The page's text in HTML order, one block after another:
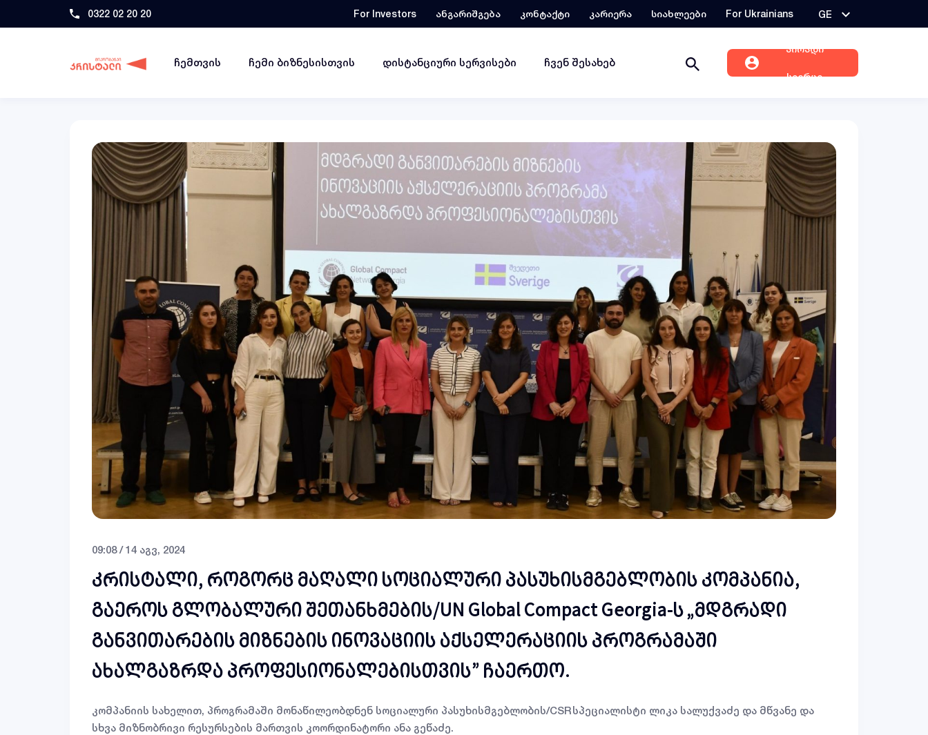
0322 02 20 20 For Investors ანგარიშგება კონტაქტი კარიერა სიახლეები For Ukrainians GE
ჩემთვის ჩემი ბიზნესისთვის დისტანციური სერვისები ჩვენ შესახებ
პირადი
სივრცე
09:08 / 14 აგვ, 2024
კრისტალი, როგორც მაღალი სოციალური პასუხისმგებლობის კომპანია,
გაეროს გლობალური შეთანხმების/UN Global Compact Georgia-ს „მდგრადი
განვითარების მიზნების ინოვაციის აქსელერაციის პროგრამაში
ახალგაზრდა პროფესიონალებისთვის” ჩაერთო.
კომპანიის სახელით, პროგრამაში მონაწილეობდნენ სოციალური პასუხისმგებლობის/CSR სპეციალისტი ლიკა სალუქვაძე და მწვანე და
სხვა მიზნობრივი რესურსების მართვის კოორდინატორი ანა გეწაძე.